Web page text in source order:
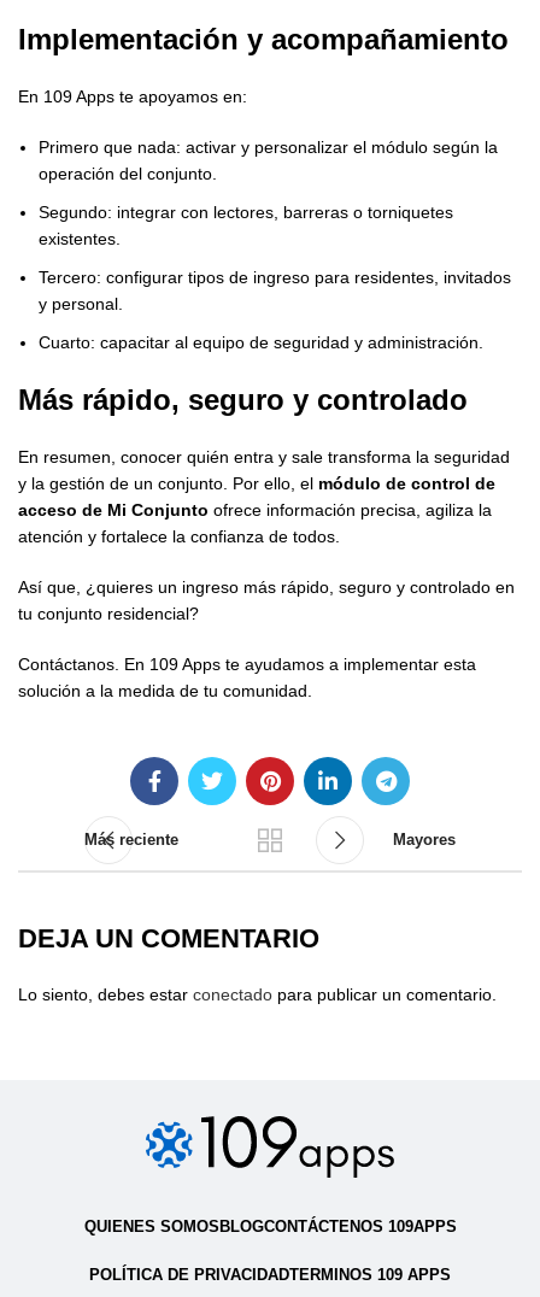
Implementación y acompañamiento
En 109 Apps te apoyamos en:
Primero que nada: activar y personalizar el módulo según la
operación del conjunto.
Segundo: integrar con lectores, barreras o torniquetes
existentes.
Tercero: configurar tipos de ingreso para residentes, invitados
y personal.
Cuarto: capacitar al equipo de seguridad y administración.
Más rápido, seguro y controlado
En resumen, conocer quién entra y sale transforma la seguridad
y la gestión de un conjunto. Por ello, el módulo de control de
acceso de Mi Conjunto ofrece información precisa, agiliza la
atención y fortalece la confianza de todos.
Así que, ¿quieres un ingreso más rápido, seguro y controlado en
tu conjunto residencial?
Contáctanos. En 109 Apps te ayudamos a implementar esta
solución a la medida de tu comunidad.
Más reciente Mayores
DEJA UN COMENTARIO
Lo siento, debes estar conectado para publicar un comentario.
QUIENES SOMOS BLOGCONTÁCTENOS 109APPS
POLÍTICA DE PRIVACIDADTERMINOS 109 APPS